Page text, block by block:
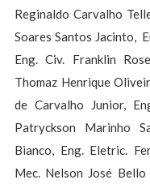
Reginaldo Carvalho
Soares Santos Jacinto,
Eng. Civ. Franklin
Thomaz Henrique
de Carvalho Junior,
Patryckson Marinho
Bianco, Eng. Eletric.
Mec. Nelson José